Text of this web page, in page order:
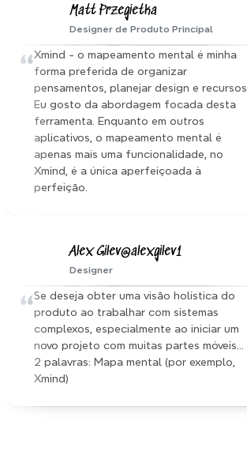
Matt Przegietka
Designer de Produto Principal
“Xmind - o mapeamento mental é minha
forma preferida de organizar
pensamentos, planejar design e recursos.
Eu gosto da abordagem focada desta
ferramenta. Enquanto em outros
aplicativos, o mapeamento mental é
apenas mais uma funcionalidade, no
Xmind, é a única aperfeiçoada à
perfeição.
Alex Gilev@alexgilev1
Designer
“Se deseja obter uma visão holística do
produto ao trabalhar com sistemas
complexos, especialmente ao iniciar um
novo projeto com muitas partes móveis...
2 palavras: Mapa mental (por exemplo,
Xmind)